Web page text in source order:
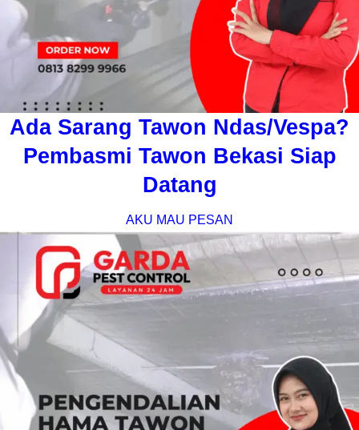
Ada Sarang Tawon Ndas/Vespa?
Pembasmi Tawon Bekasi Siap
Datang
AKU MAU PESAN